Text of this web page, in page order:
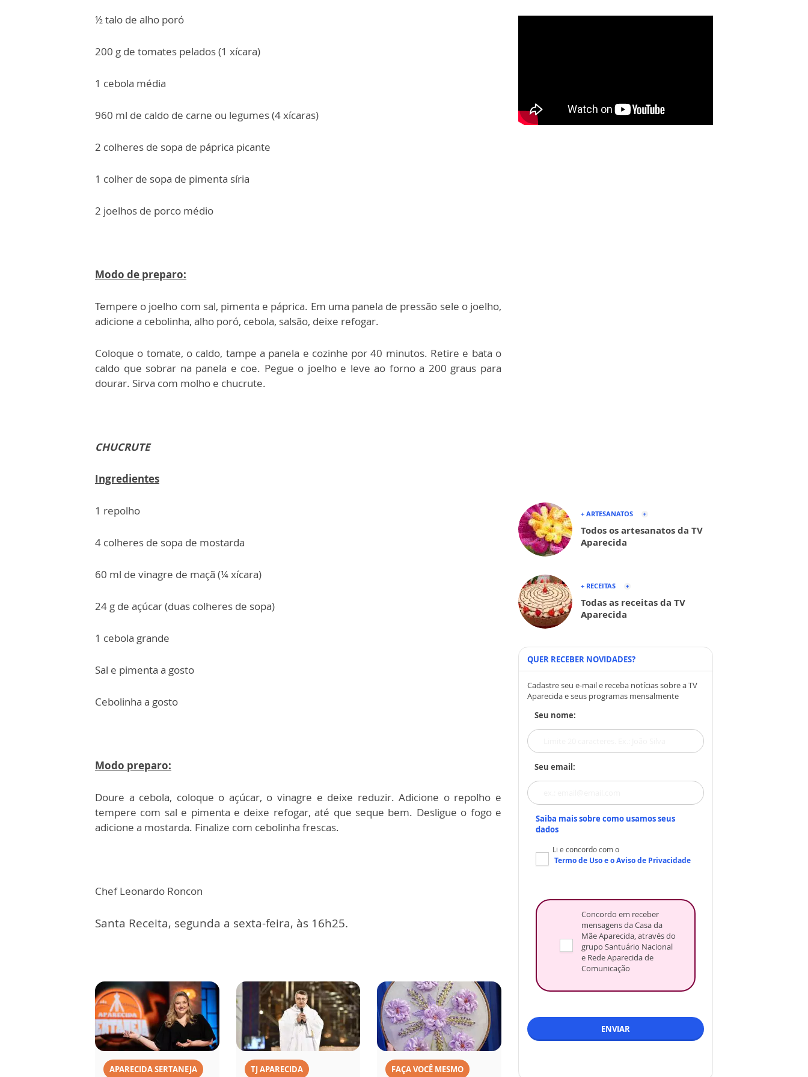
½ talo de alho poró
200 g de tomates pelados (1 xícara)
1 cebola média
960 ml de caldo de carne ou legumes (4 xícaras)
2 colheres de sopa de páprica picante
1 colher de sopa de pimenta síria
2 joelhos de porco médio
Modo de preparo:
Tempere o joelho com sal, pimenta e páprica. Em uma panela de pressão sele o joelho,
adicione a cebolinha, alho poró, cebola, salsão, deixe refogar.
Coloque o tomate, o caldo, tampe a panela e cozinhe por 40 minutos. Retire e bata o
caldo que sobrar na panela e coe. Pegue o joelho e leve ao forno a 200 graus para
dourar. Sirva com molho e chucrute.
CHUCRUTE
Ingredientes
1 repolho
4 colheres de sopa de mostarda
60 ml de vinagre de maçã (¼ xícara)
24 g de açúcar (duas colheres de sopa)
1 cebola grande
Sal e pimenta a gosto
Cebolinha a gosto
Modo preparo:
Doure a cebola, coloque o açúcar, o vinagre e deixe reduzir. Adicione o repolho e
tempere com sal e pimenta e deixe refogar, até que seque bem. Desligue o fogo e
adicione a mostarda. Finalize com cebolinha frescas.
Chef Leonardo Roncon
Santa Receita, segunda a sexta-feira, às 16h25.
APARECIDA SERTANEJA TJ APARECIDA FAÇA VOCÊ MESMO
+ ARTESANATOS
Todos os artesanatos da TV
Aparecida
+ RECEITAS
Todas as receitas da TV
Aparecida
QUER RECEBER NOVIDADES?
Cadastre seu e-mail e receba notícias sobre a TV
Aparecida e seus programas mensalmente
Seu nome:
Seu email:
Saiba mais sobre como usamos seus
dados
Li e concordo com o
Termo de Usoe oAviso de Privacidade
Concordo em receber
mensagens da Casa da
Mãe Aparecida, através do
grupo Santuário Nacional
e Rede Aparecida de
Comunicação
ENVIAR